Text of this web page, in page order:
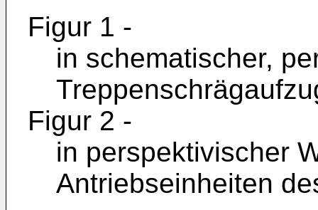
Figur 1 -
in schematischer,
Figur 2 -
in perspektivischer
Antriebseinheiten